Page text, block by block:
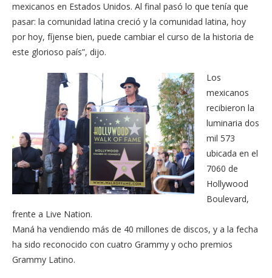
mexicanos en Estados Unidos. Al final pasó lo que tenía que
pasar: la comunidad latina creció y la comunidad latina, hoy
por hoy, fíjense bien, puede cambiar el curso de la historia de
este glorioso país”, dijo.
Los
mexicanos
recibieron la
luminaria dos
mil 573
ubicada en el
7060 de
Hollywood
Boulevard,
frente a Live Nation.
Maná ha vendiendo más de 40 millones de discos, y a la fecha
ha sido reconocido con cuatro Grammy y ocho premios
Grammy Latino.